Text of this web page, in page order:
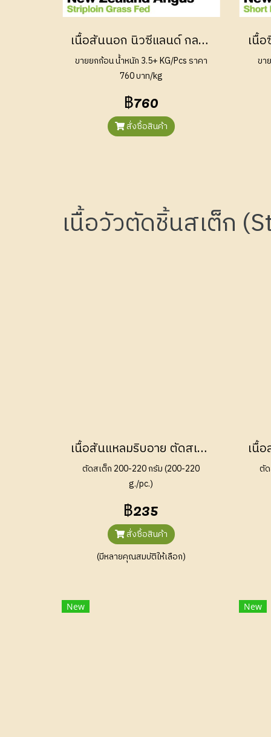
เนื้อสันนอก นิวซีแลนด์ กลาสเฟด (Striploin New Zealand Grass Fed)
ขายยกก้อน น้ำหนัก 3.5+ KG/Pcs ราคา
760 บาท/kg
฿760
สั่งซื้อสินค้า
ขา
เนื้อวัวตัดชิ้นสเต็ก
เนื้อสันแหลมริบอาย ตัดสเต็ก ออสเตรเลีย กลาสเฟด (Ribeye Steak Australian Grass Fed)
ตัดสเต็ก 200-220 กรัม (200-220
g./pc.)
฿235
สั่งซื้อสินค้า
(มีหลายคุณสมบัติให้เลือก)
ตั
New New